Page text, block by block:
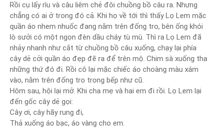
Rồi cụ lấy rìu và câu liêm chẻ đôi chuồng bồ câu ra. Nhưng
chẳng có ai ở trong đó cả. Khi họ về tới thì thấy Lọ Lem mặc
quần áo nhem nhuốc đang nằm trên đống tro, bên ống khói
lò sưởi có một ngọn đèn dầu cháy tù mù. Thì ra Lọ Lem đã
nhảy nhanh như cắt từ chuồng bồ câu xuống, chạy lại phía
cây dẻ cởi quần áo đẹp đẽ ra để trên mộ. Chim sà xuống tha
những thứ đó đi. Rồi cô lại mặc chiếc áo choàng màu xám
vào, nằm trên đống tro trong bếp như cũ.
Hôm sau, hội lại mở. Khi cha mẹ và hai em đi rồi. Lọ Lem lại
đến gốc cây dẻ gọi:
Cây ơi, cây hãy rung đi,
Thả xuống áo bạc, áo vàng cho em.